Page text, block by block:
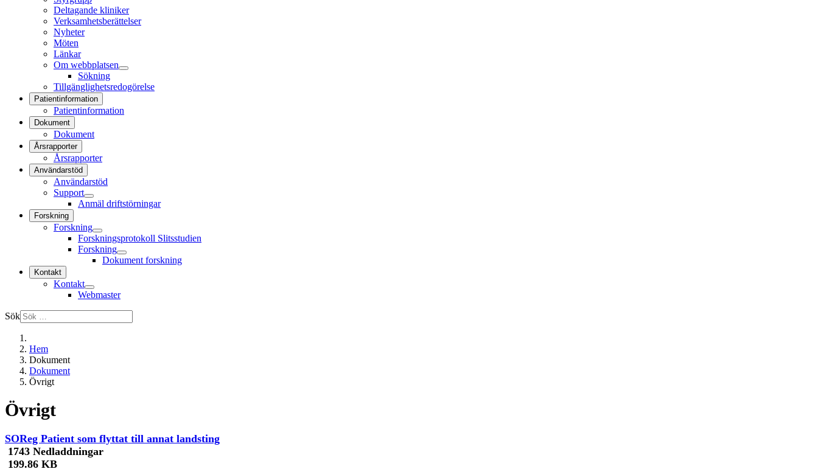
Deltagande kliniker
Verksamhetsberättelser
Nyheter
Möten
Länkar
Om webbplatsen
Sökning
Tillgänglighetsredogörelse
Patientinformation
Patientinformation
Dokument
Dokument
Årsrapporter
Årsrapporter
Användarstöd
Användarstöd
Support
Anmäl driftstörningar
Forskning
Forskning
Forskningsprotokoll Slitsstudien
Forskning
Dokument forskning
Kontakt
Kontakt
Webmaster
Sök
Hem
Dokument
Dokument
Övrigt
Övrigt
SOReg Patient som flyttat till annat landsting
1743 Nedladdningar
199.86 KB